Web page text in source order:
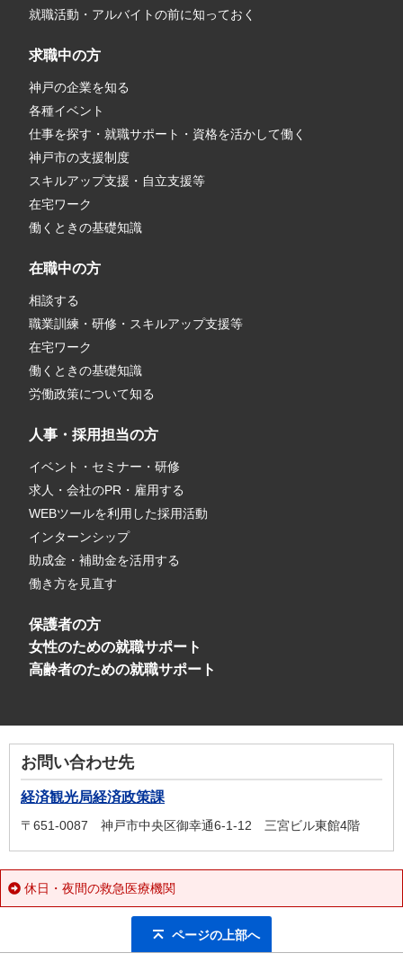
就職活動・アルバイトの前に知っておく
求職中の方
神戸の企業を知る
各種イベント
仕事を探す・就職サポート・資格を活かして働く
神戸市の支援制度
スキルアップ支援・自立支援等
在宅ワーク
働くときの基礎知識
在職中の方
相談する
職業訓練・研修・スキルアップ支援等
在宅ワーク
働くときの基礎知識
労働政策について知る
人事・採用担当の方
イベント・セミナー・研修
求人・会社のPR・雇用する
WEBツールを利用した採用活動
インターンシップ
助成金・補助金を活用する
働き方を見直す
保護者の方
女性のための就職サポート
高齢者のための就職サポート
お問い合わせ先
経済観光局経済政策課
〒651-0087 神戸市中央区御幸通6-1-12 三宮ビル東館4階
休日・夜間の救急医療機関
ページの上部へ